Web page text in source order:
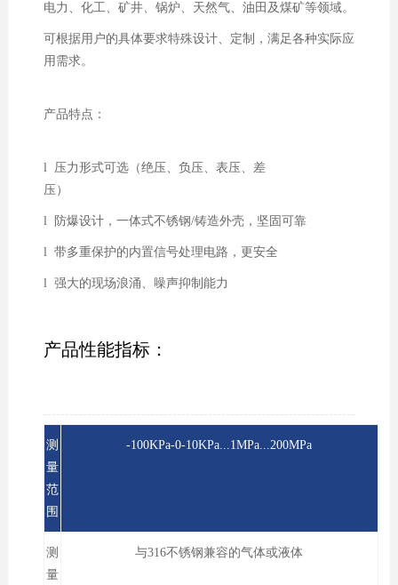
电力、化工、矿井、锅炉、天然气、油田及煤矿等领域。
可根据用户的具体要求特殊设计、定制，满足各种实际应
用需求。
产品特点：
l 压力形式可选（绝压、负压、表压、差
压）
l 防爆设计，一体式不锈钢/铸造外壳，坚固可靠
l 带多重保护的内置信号处理电路，更安全
l 强大的现场浪涌、噪声抑制能力
产品性能指标：
测
量
范
围
-100KPa-0-10KPa...1MPa...200MPa
测
量
与316不锈钢兼容的气体或液体